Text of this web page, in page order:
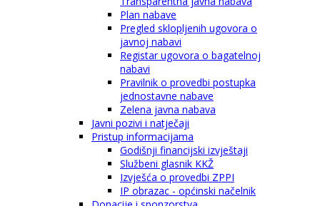
Plan nabave
Pregled sklopljenih ugovora o
javnoj nabavi
Registar ugovora o bagatelnoj
nabavi
Pravilnik o provedbi postupka
jednostavne nabave
Zelena javna nabava
Javni pozivi i natječaji
Pristup informacijama
Godišnji financijski izvještaji
Službeni glasnik KKŽ
Izvješća o provedbi ZPPI
IP obrazac - općinski načelnik